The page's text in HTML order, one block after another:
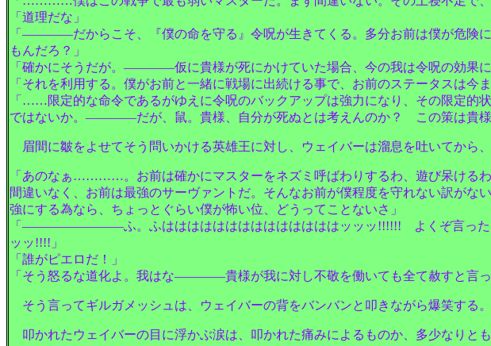
「道理だな」
「――――だからこそ、『僕の命を守る』令呪が生きてくる。多分お前は僕が危険
もんだろ？」
「確かにそうだが。――――仮に貴様が死にかけていた場合、今の我は令呪の効果に
「それを利用する。僕がお前と一緒に戦場に出続ける事で、お前のステータスは
「……限定的な命令であるがゆえに令呪のバックアップは強力になり、その限定的
ではないか。――――だが、鼠。貴様、自分が死ぬとは考えんのか？ この策は貴様
眉間に皺をよせてそう問いかける英雄王に対し、ウェイバーは溜息を吐いてから、
「あのなぁ…………。お前は確かにマスターをネズミ呼ばわりするわ、遊び呆け
間違いなく、お前は最強のサーヴァントだ。そんなお前が僕程度を守れない訳が
強にする為なら、ちょっとぐらい僕が怖い位、どうってことないさ」
「――――――――ふ。ふははははははははははははははッッッ!!!!!! よくぞ言った
ッッ!!!!」
「誰がピエロだ！」
「そう怒るな道化よ。我はな――――貴様が我に対し不敬を働いても全て赦すと言
そう言ってギルガメッシュは、ウェイバーの背をバンバンと叩きながら爆笑する。
叩かれたウェイバーの目に浮かぶ涙は、叩かれた痛みによるものか、多少なり